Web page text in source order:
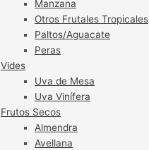
Manzana
Otros Frutales Tropicales
Paltos/Aguacate
Peras
Vides
Uva de Mesa
Uva Vinífera
Frutos Secos
Almendra
Avellana